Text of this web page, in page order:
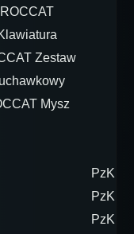
ROCCAT
Zestaw
Mysz